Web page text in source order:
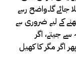
جائے گا۔واضح رہے
کے لیے ضروری ہے
جیتے، اگر
اگر مگر کا کھیل